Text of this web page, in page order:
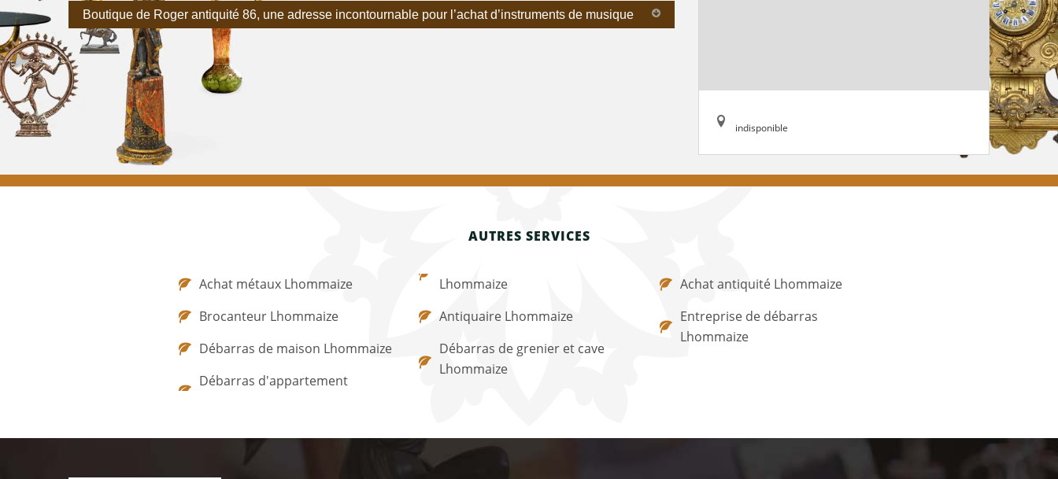
Boutique de Roger antiquité 86, une adresse incontournable pour l’achat d’instruments de musique
indisponible
AUTRES SERVICES
Achat métaux Lhommaize
Brocanteur Lhommaize
Débarras de maison Lhommaize
Débarras d'appartement
Lhommaize
Antiquaire Lhommaize
Débarras de grenier et cave
Lhommaize
Achat antiquité Lhommaize
Entreprise de débarras
Lhommaize